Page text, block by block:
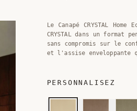
Le Canapé CRYSTAL
CRYSTAL dans un format
sans compromis sur le
et l'assise enveloppante
PERSONNALISEZ